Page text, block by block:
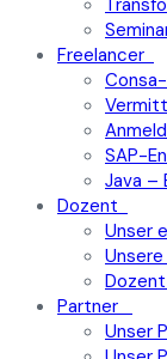
Freelancer
SAP-
Java –
Dozent
Unser
Partner
Unser